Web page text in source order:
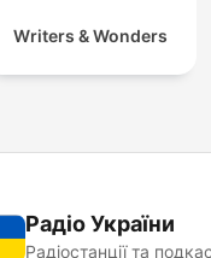
Writers & Wonders
Радіо України
Радіостанції та